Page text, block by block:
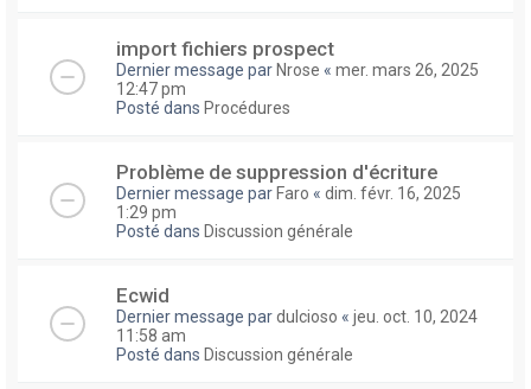
import fichiers prospect
Dernier message par Nrose « mer. mars 26, 2025
12:47 pm
Posté dans Procédures
Problème de suppression d'écriture
Dernier message par Faro « dim. févr. 16, 2025
1:29 pm
Posté dans Discussion générale
Ecwid
Dernier message pardulcioso « jeu. oct. 10, 2024
11:58 am
Posté dans Discussion générale